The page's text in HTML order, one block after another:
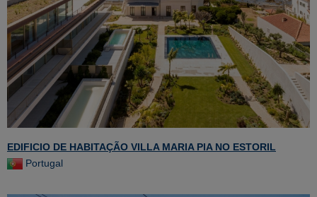
EDIFICIO DE HABITAÇÃO VILLA MARIA PIA NO ESTORIL
Portugal